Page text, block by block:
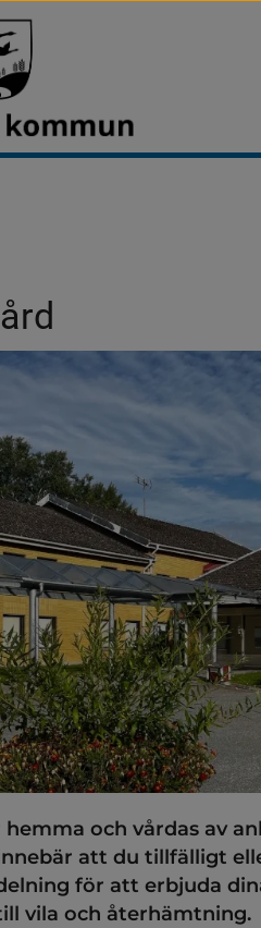
för
och
och vårdas av
att du tillfälligt
för att erbjuda
vila och återhämtning.